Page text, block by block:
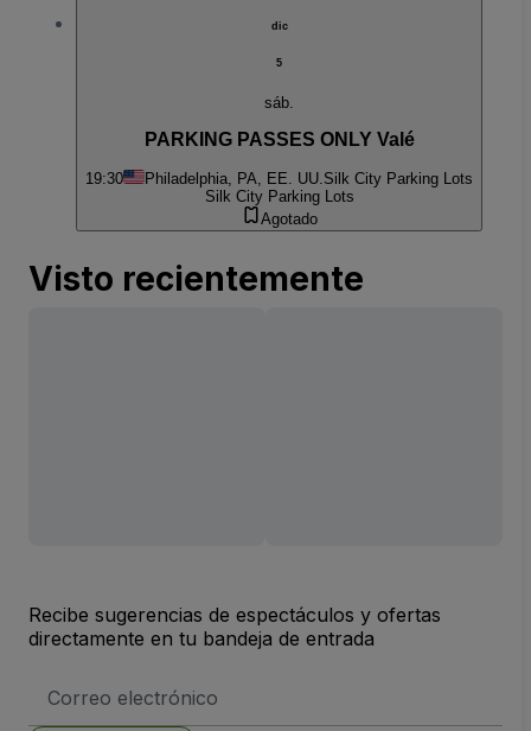
dic
5
sáb.
PARKING PASSES ONLY Valé
19:30 Philadelphia, PA, EE. UU.Silk City Parking Lots
Silk City Parking Lots
Agotado
Visto recientemente
Recibe sugerencias de espectáculos y ofertas
directamente en tu bandeja de entrada
de